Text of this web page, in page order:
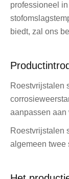
professioneel
biedt, zal ons
Roestvrijstalen
aanpassen aan
Roestvrijstalen
algemeen twee